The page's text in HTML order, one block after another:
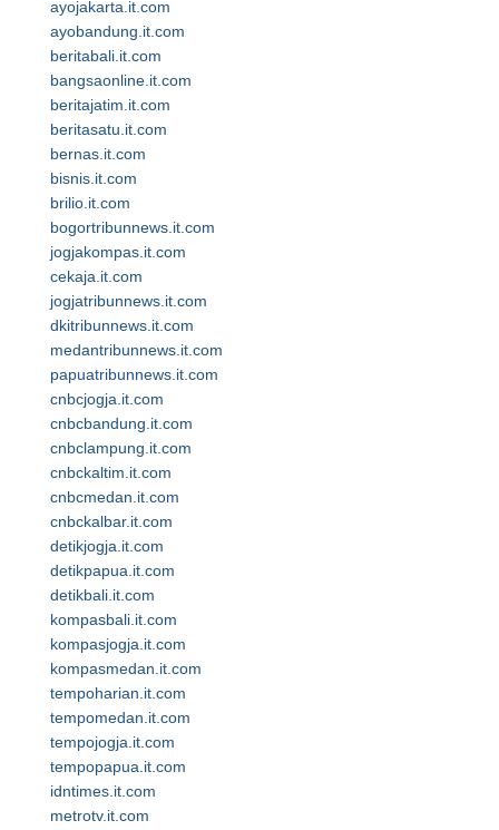
ayojakarta.it.com
ayobandung.it.com
beritabali.it.com
bangsaonline.it.com
beritajatim.it.com
beritasatu.it.com
bernas.it.com
bisnis.it.com
brilio.it.com
bogortribunnews.it.com
jogjakompas.it.com
cekaja.it.com
jogjatribunnews.it.com
dkitribunnews.it.com
medantribunnews.it.com
papuatribunnews.it.com
cnbcjogja.it.com
cnbcbandung.it.com
cnbclampung.it.com
cnbckaltim.it.com
cnbcmedan.it.com
cnbckalbar.it.com
detikjogja.it.com
detikpapua.it.com
detikbali.it.com
kompasbali.it.com
kompasjogja.it.com
kompasmedan.it.com
tempoharian.it.com
tempomedan.it.com
tempojogja.it.com
tempopapua.it.com
idntimes.it.com
metrotv.it.com